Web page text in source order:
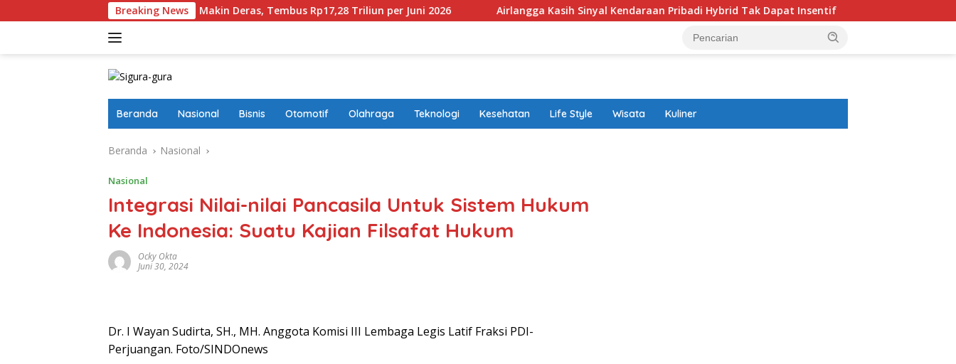
ke
Breaking News
Masuk Ke Pinjol RI Makin Deras, Tembus Rp17,28 Triliun per Juni 2026 Airlangga Kasih Sinyal Kendaraan Pribadi Hybrid Tak Dapat Insentif Ranking FIFA Timpilihan
Beranda Nasional Bisnis Otomotif Olahraga Teknologi Kesehatan Life Style Wisata Kuliner
Beranda Nasional
Nasional
Integrasi Nilai-nilai Pancasila Untuk Sistem Hukum
Ke Indonesia: Suatu Kajian Filsafat Hukum
Ocky Okta
Juni 30, 2024
Dr. I Wayan Sudirta, SH., MH. Anggota Komisi III Lembaga Legis Latif Fraksi PDI-
Perjuangan. Foto/SINDOnews